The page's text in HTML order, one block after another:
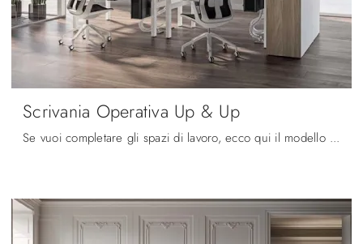
Scrivania Operativa Up & Up
Se vuoi completare gli spazi di lavoro, ecco qui il modello Scrivania Operativa Up & Up di Quadrifoglio tra diverse proposte di scrivanie operative.